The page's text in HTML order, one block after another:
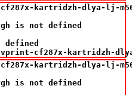
kartridzh-dlya-lj-m506dn-
is not defined
defined
cf287x-kartridzh-
kartridzh-dlya-lj-m506dn-
is not defined